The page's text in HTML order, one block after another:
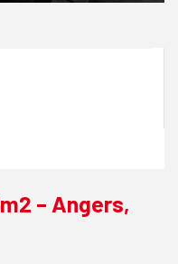
– Angers,